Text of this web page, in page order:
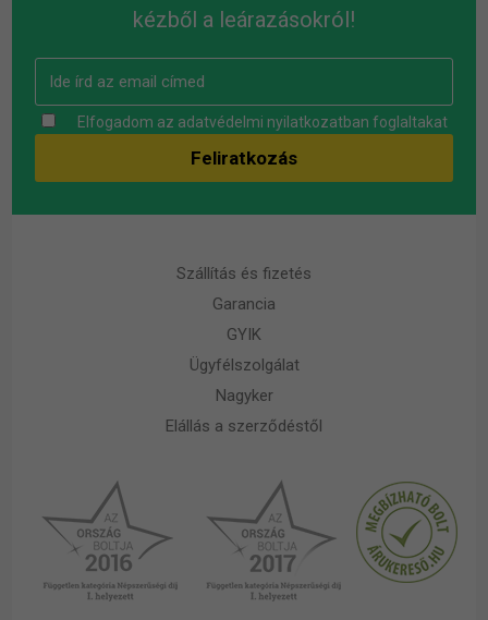
kézből a leárazásokról!
Elfogadom az adatvédelmi nyilatkozatban foglaltakat
Szállítás és fizetés
Garancia
GYIK
Ügyfélszolgálat
Nagyker
Elállás a szerződéstől